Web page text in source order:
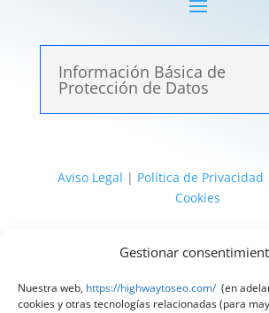
Gestionar
Nuestra web, https://highwaytoseo.com/ (en
cookies y otras tecnologías relacionadas (para
Información Básica de
Protección de Datos
Aviso Legal | Política de Privacidad
Cookies
@ 2025 Diseñado por HighWay To Seo
Compliance«Tu Compliance de